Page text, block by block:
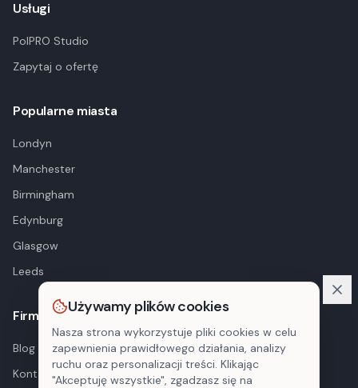
Usługi
PolPRO Studio
Zapytaj o ofertę
Popularne miasta
Londyn
Manchester
Birmingham
Edynburg
Glasgow
Leeds
Firma
Blog
Kontakt
Używamy plików cookies
Nasza strona wykorzystuje pliki cookies w celu
zapewnienia prawidłowego działania, analizy
ruchu oraz personalizacji treści. Klikając
"Akceptuję wszystkie", zgadzasz się na